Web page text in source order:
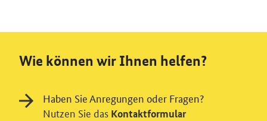
Wie können wir Ihnen helfen?
Haben Sie Anregungen oder Fragen?
Nutzen Sie das Kontaktformular